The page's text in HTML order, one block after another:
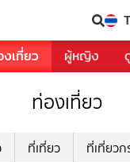
เที่ยว ผู้หญิง
ท่องเที่ยว
ที่เที่ยว ที่เที่ยว